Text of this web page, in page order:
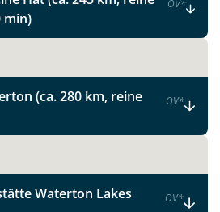
min)
OV*
(ca. 280 km, reine
OV*
Waterton Lakes
OV*